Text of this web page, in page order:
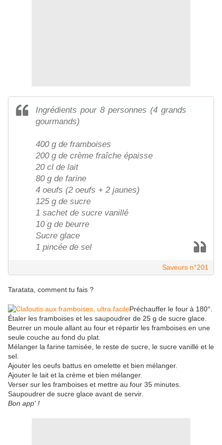
Ingrédients pour 8 personnes (4 grands
gourmands)
400 g de framboises
200 g de crème fraîche épaisse
20 cl de lait
80 g de farine
4 oeufs (2 oeufs + 2 jaunes)
125 g de sucre
1 sachet de sucre vanillé
10 g de beurre
Sucre glace
1 pincée de sel
Saveurs n°201
Taratata, comment tu fais ?
Préchauffer le four à 180°.
Étaler les framboises et les saupoudrer de 25 g de sucre glace.
Beurrer un moule allant au four et répartir les framboises en une
seule couche au fond du plat.
Mélanger la farine tamisée, le reste de sucre, le sucre vanillé et le
sel.
Ajouter les oeufs battus en omelette et bien mélanger.
Ajouter le lait et la crème et bien mélanger.
Verser sur les framboises et mettre au four 35 minutes.
Saupoudrer de sucre glace avant de servir.
Bon app' !